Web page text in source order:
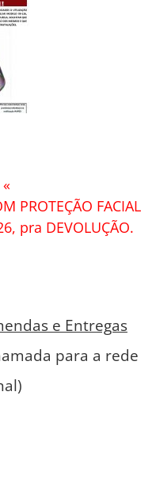
PROTEÇÃO FACIAL
pra DEVOLUÇÃO.
e Entregas
para a rede